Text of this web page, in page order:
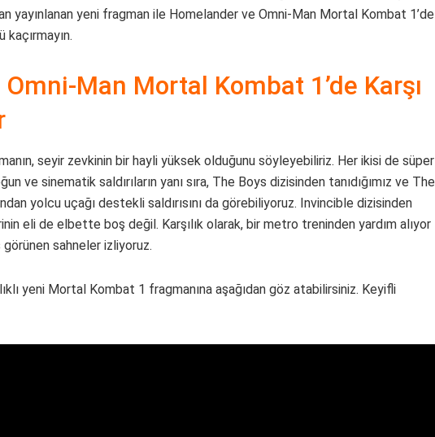
yayınlanan yeni fragman ile Homelander ve Omni-Man Mortal Kombat 1’de
kaçırmayın.
Man Mortal Kombat 1’de Karşı
seyir zevkinin bir hayli yüksek olduğunu söyleyebiliriz. Her ikisi de süper
ve sinematik saldırıların yanı sıra, The Boys dizisinden tanıdığımız ve The
yolcu uçağı destekli saldırısını da görebiliyoruz. Invincible dizisinden
eli de elbette boş değil. Karşılık olarak, bir metro treninden yardım alıyor
sahneler izliyoruz.
yeni Mortal Kombat 1 fragmanına aşağıdan göz atabilirsiniz. Keyifli